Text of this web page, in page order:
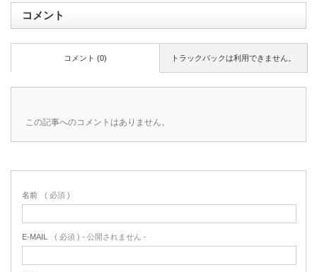
コメント
トラックバックは利用できません。
コメント (0)
この記事へのコメントはありません。
名前 ( 必須 )
E-MAIL ( 必須 ) - 公開されません -